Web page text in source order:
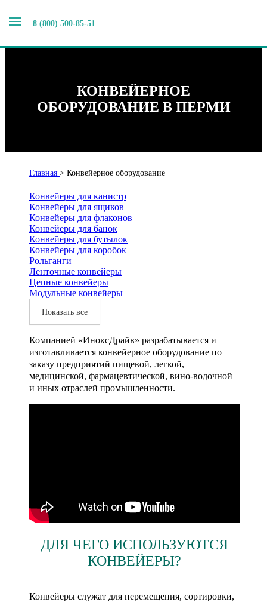
8 (800) 500-85-51
КОНВЕЙЕРНОЕ
ОБОРУДОВАНИЕ В ПЕРМИ
Главная > Конвейерное оборудование
Конвейеры для канистр
Конвейеры для ящиков
Конвейеры для флаконов
Конвейеры для банок
Конвейеры для бутылок
Конвейеры для коробок
Рольганги
Ленточные конвейеры
Цепные конвейеры
Модульные конвейеры
Показать все
Компанией «ИноксДрайв» разрабатывается и
изготавливается конвейерное оборудование по
заказу предприятий пищевой, легкой,
медицинской, фармацевтической, вино-водочной
и иных отраслей промышленности.
ДЛЯ ЧЕГО ИСПОЛЬЗУЮТСЯ
КОНВЕЙЕРЫ?
Конвейеры служат для перемещения, сортировки,